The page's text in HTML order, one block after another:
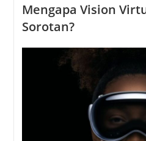
Mengapa Vision
Sorotan?